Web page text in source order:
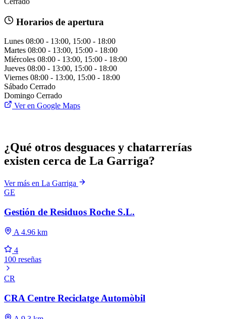
Horarios de apertura
Lunes 08:00 - 13:00, 15:00 - 18:00
Martes 08:00 - 13:00, 15:00 - 18:00
Miércoles 08:00 - 13:00, 15:00 - 18:00
Jueves 08:00 - 13:00, 15:00 - 18:00
Viernes 08:00 - 13:00, 15:00 - 18:00
Sábado Cerrado
Domingo Cerrado
Ver en Google Maps
¿Qué otros desguaces y chatarrerías
existen cerca de La Garriga?
Ver más en La Garriga
GE
Gestión de Residuos Roche S.L.
A 4.96 km
4
100 reseñas
CR
CRA Centre Reciclatge Automòbil